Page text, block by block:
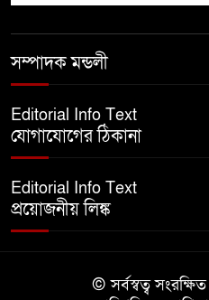
সম্পাদক মন্ডলী
Editorial Info Text
যোগাযোগের ঠিকানা
Editorial Info Text
প্রয়োজনীয় লিঙ্ক
© সর্বস্বত্ব